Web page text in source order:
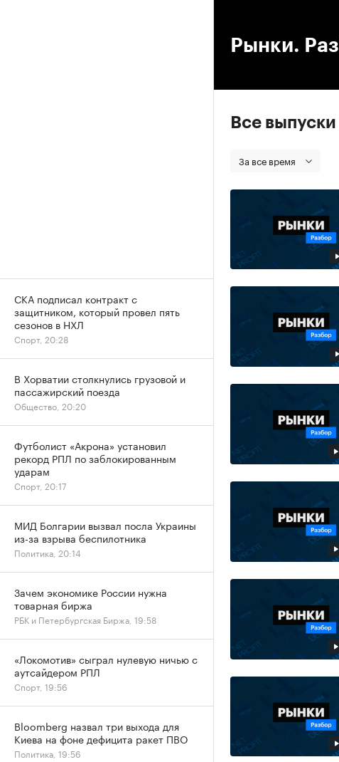
Рынки.
Все
За все время
СКА подписал контракт с
защитником, который провел пять
сезонов в НХЛ
Спорт, 20:28
В Хорватии столкнулись грузовой и
пассажирский поезда
Общество, 20:20
Футболист «Акрона» установил
рекорд РПЛ по заблокированным
ударам
Спорт, 20:17
МИД Болгарии вызвал посла Украины
из-за взрыва беспилотника
Политика, 20:14
Зачем экономике России нужна
товарная биржа
РБК и Петербургская Биржа, 19:58
«Локомотив» сыграл нулевую ничью с
аутсайдером РПЛ
Спорт, 19:56
Bloomberg назвал три выхода для
Киева на фоне дефицита ракет ПВО
Политика, 19:56